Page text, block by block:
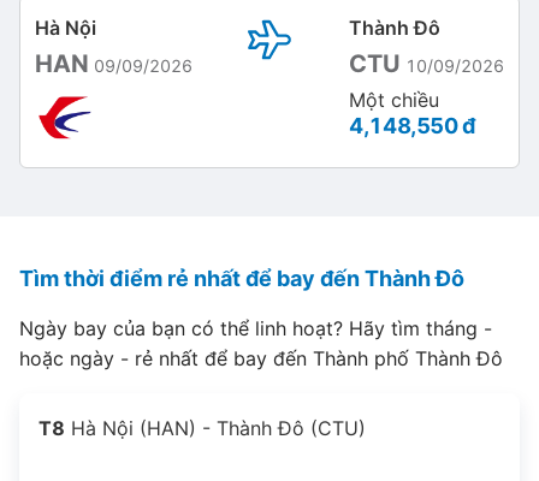
Hà Nội
HAN 09/09/2026
Thành Đô
CTU 10/09/2026
Một chiều
4,148,550 đ
Tìm thời điểm rẻ nhất để bay đến Thành Đô
Ngày bay của bạn có thể linh hoạt? Hãy tìm tháng -
hoặc ngày - rẻ nhất để bay đến Thành phố Thành Đô
T8 Hà Nội (HAN) - Thành Đô (CTU)